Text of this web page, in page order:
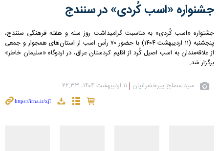
جشنواره «اسب کُردی» در سنندج
جشنواره «اسب کُردی» به مناسبت گرامیداشت روز سنه و هفته فرهنگی سنندج،
پنجشنبه (۱۱ اردیبهشت ۱۴۰۴) با حضور ۷۰ رأس اسب از استان‌های همجوار و جمعی
از علاقه‌مندان به اسب اصیل کُرد از اقلیم کردستان عراق، در اردوگاه «سلیمان خاطر»
برگزار شد.
سید مصلح پیرخضرانیان ۱۱ اردیبهشت ۱۴۰۴، ۲۲:۳۳